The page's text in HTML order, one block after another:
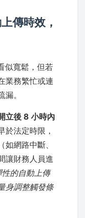
傳時效，
似寬鬆，但若
業務繁忙或連
。
立後 8 小時內
於法定時限，
網路中斷、
讓財務人員進
性的自動上傳
身調整觸發條